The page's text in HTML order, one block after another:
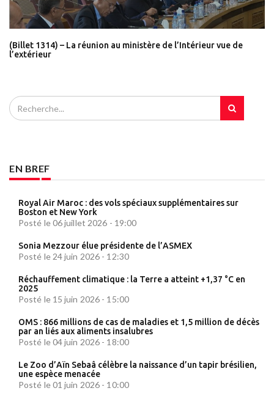
(Billet 1314) – La réunion au ministère de l’Intérieur vue de
l’extérieur
EN BREF
Royal Air Maroc : des vols spéciaux supplémentaires sur
Boston et New York
Posté le 06 juillet 2026 - 19:00
Sonia Mezzour élue présidente de l’ASMEX
Posté le 24 juin 2026 - 12:30
Réchauffement climatique : la Terre a atteint +1,37 °C en
2025
Posté le 15 juin 2026 - 15:00
OMS : 866 millions de cas de maladies et 1,5 million de décès
par an liés aux aliments insalubres
Posté le 04 juin 2026 - 18:00
Le Zoo d’Aïn Sebaâ célèbre la naissance d’un tapir brésilien,
une espèce menacée
Posté le 01 juin 2026 - 10:00